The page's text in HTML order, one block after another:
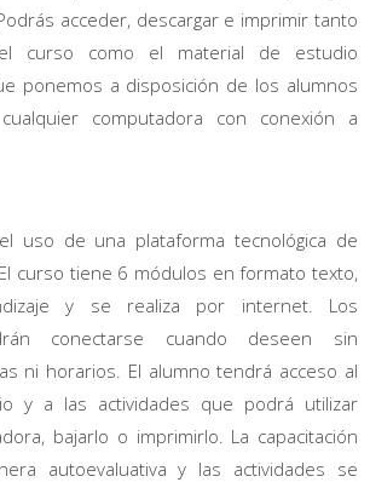
acceder, descargar e imprimir tanto
curso como el material de estudio
ponemos a disposición de los alumnos
computadora con conexión a
uso de una plataforma tecnológica de
curso tiene 6 módulos en formato texto,
y se realiza por internet. Los
conectarse cuando deseen sin
ni horarios. El alumno tendrá acceso al
y a las actividades que podrá utilizar
bajarlo o imprimirlo. La capacitación
autoevaluativa y las actividades se